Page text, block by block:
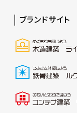
ブランドサイト